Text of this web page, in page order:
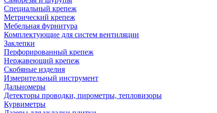
Специальный крепеж
Метрический крепеж
Мебельная фурнитура
Комплектующие для систем вентиляции
Заклепки
Перфорированный крепеж
Нержавеющий крепеж
Скобяные изделия
Измерительный инструмент
Дальномеры
Детекторы проводки, пирометры, тепловизоры
Курвиметры